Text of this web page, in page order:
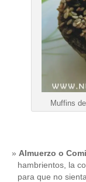
Muffins
Almuerzo o
hambrientos, la
para que no